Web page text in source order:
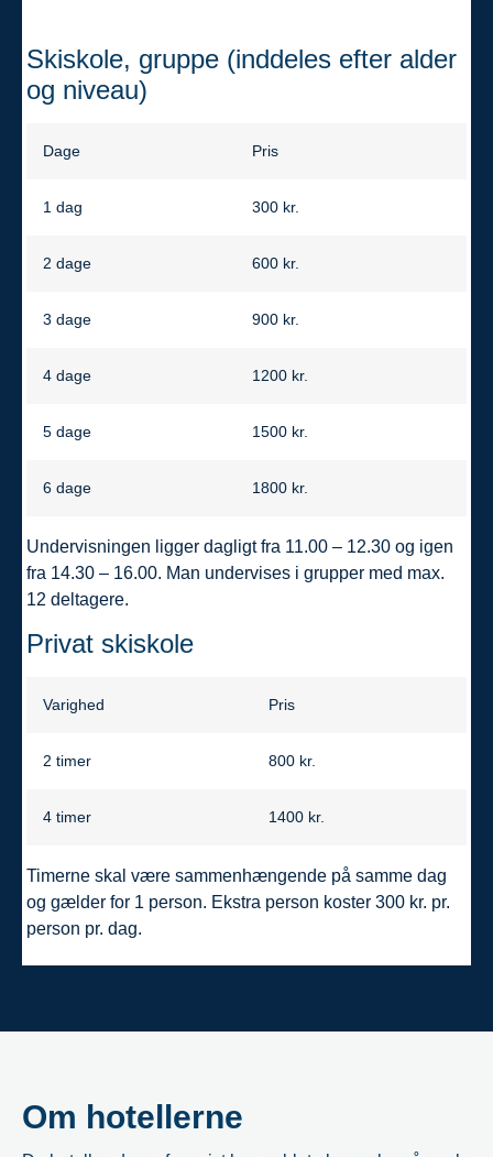
Skiskole, gruppe (inddeles efter alder
og niveau)
Dage Pris
1 dag 300 kr.
2 dage 600 kr.
3 dage 900 kr.
4 dage 1200 kr.
5 dage 1500 kr.
6 dage 1800 kr.
Undervisningen ligger dagligt fra 11.00 – 12.30 og igen
fra 14.30 – 16.00. Man undervises i grupper med max.
12 deltagere.
Privat skiskole
Varighed Pris
2 timer 800 kr.
4 timer 1400 kr.
Timerne skal være sammenhængende på samme dag
og gælder for 1 person. Ekstra person koster 300 kr. pr.
person pr. dag.
Om hotellerne